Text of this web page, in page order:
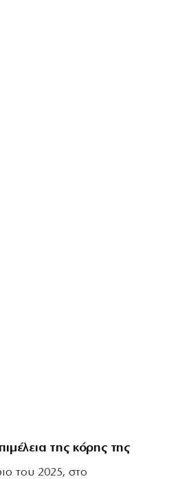
της κόρης της
του 2025, στο